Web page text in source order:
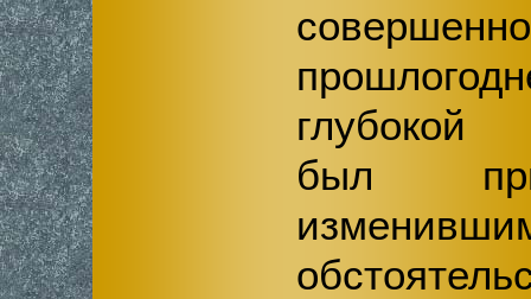
глубокой
был